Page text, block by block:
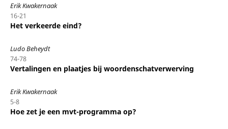
Erik Kwakernaak
16-21
Het verkeerde eind?
Ludo Beheydt
74-78
Vertalingen en plaatjes bij woordenschatverwerving
Erik Kwakernaak
5-8
Hoe zet je een mvt-programma op?